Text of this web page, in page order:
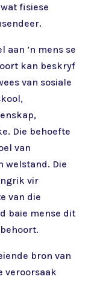
fisiese
aan ’n mens se
kan beskryf
van sosiale
Die behoefte
van
welstand. Die
vir
van die
baie mense dit
bron van
veroorsaak